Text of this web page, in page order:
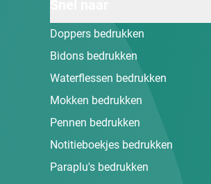
Doppers bedrukken
Bidons bedrukken
Waterflessen bedrukken
Mokken bedrukken
Pennen bedrukken
Notitieboekjes bedrukken
Paraplu's bedrukken